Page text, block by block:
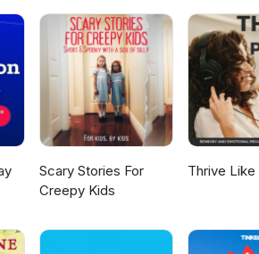
Scary Stories For
Creepy Kids
Thrive Like